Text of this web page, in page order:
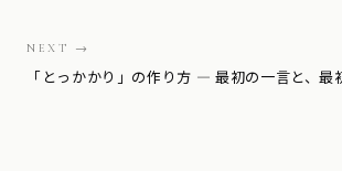
NEXT →
「とっかかり」の作り方 — 最初の一言と、最